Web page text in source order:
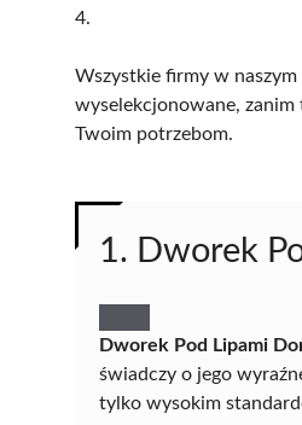
4.
Wszystkie firmy w
wyselekcjonowane,
Twoim potrzebom.
1. Dworek
Dworek Pod Lipami
świadczy o jego
tylko wysokim